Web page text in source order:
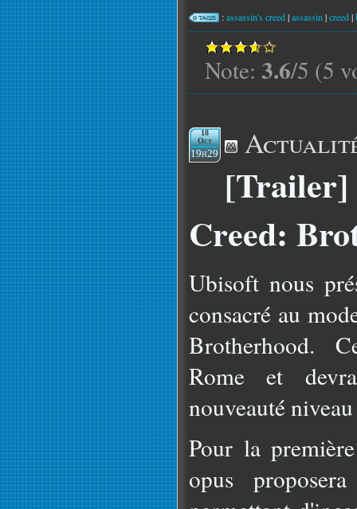
:assassin's creed|assassin |creed|
Note: 3.6/5 (5
18
Oct
19h29
[Trailer]
Creed:
Ubisoft nous
consacré au
Brotherhood.
Rome et
nouveauté
Pour la
opus